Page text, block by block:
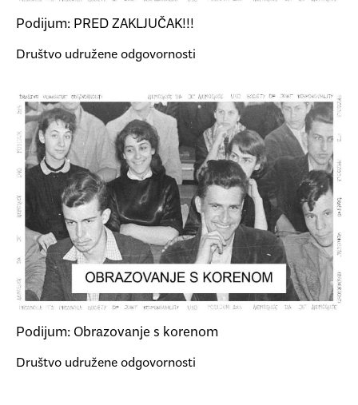
Podijum: PRED ZAKLJUČAK!!!
Društvo udružene odgovornosti
Podijum: Obrazovanje s korenom
Društvo udružene odgovornosti